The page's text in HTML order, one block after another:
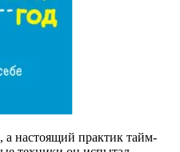
а настоящий практик тайм-